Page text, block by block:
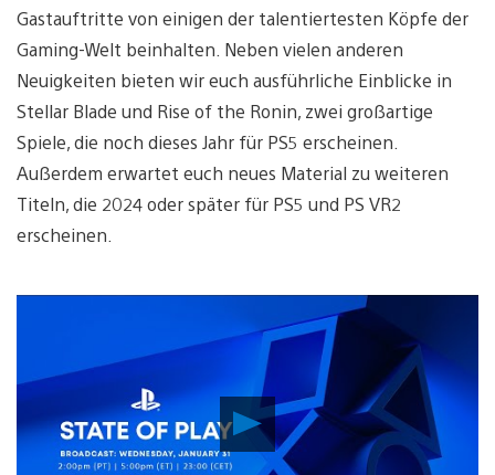
Gastauftritte von einigen der talentiertesten Köpfe der
Gaming-Welt beinhalten. Neben vielen anderen
Neuigkeiten bieten wir euch ausführliche Einblicke in
Stellar Blade und Rise of the Ronin, zwei großartige
Spiele, die noch dieses Jahr für PS5 erscheinen.
Außerdem erwartet euch neues Material zu weiteren
Titeln, die 2024 oder später für PS5 und PS VR2
erscheinen.
Video
abspielen